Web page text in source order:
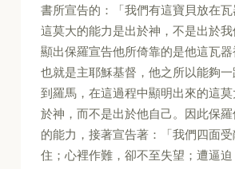
書所宣告的：「我們有這寶貝放在
這莫大的能力是出於神，不是出於
顯出保羅宣告他所倚靠的是他這瓦器
也就是主耶穌基督，他之所以能夠
到羅馬，在這過程中顯明出來的這
於神，而不是出於他自己。因此保
的能力，接著宣告著：「我們四面
住；心裡作難，卻不至失望；遭逼